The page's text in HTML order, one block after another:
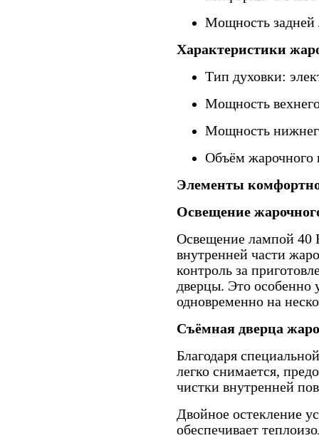
Мощность задней
Характеристики
Тип духовки:
Мощность
Мощность
Объём
Элементы
Освещение
Освещение лампой 40
внутренней части
контроль за
дверцы. Это особенно
одновременно на
Съёмная дверца
Благодаря
легко снимается,
чистки внутренней
Двойное остекление
обеспечивает